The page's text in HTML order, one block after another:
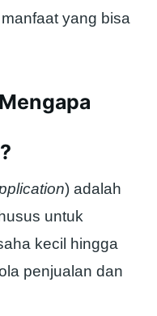
yang bisa
) adalah
untuk
kecil hingga
penjualan dan